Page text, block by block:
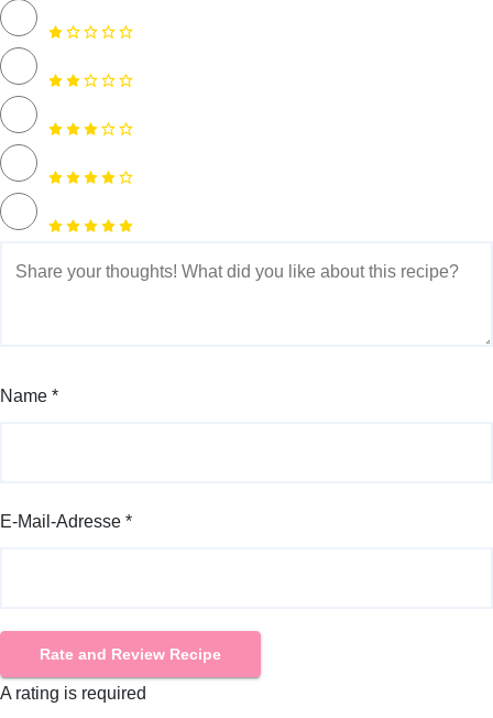
Name *
E-Mail-Adresse *
Rate and Review Recipe
A rating is required